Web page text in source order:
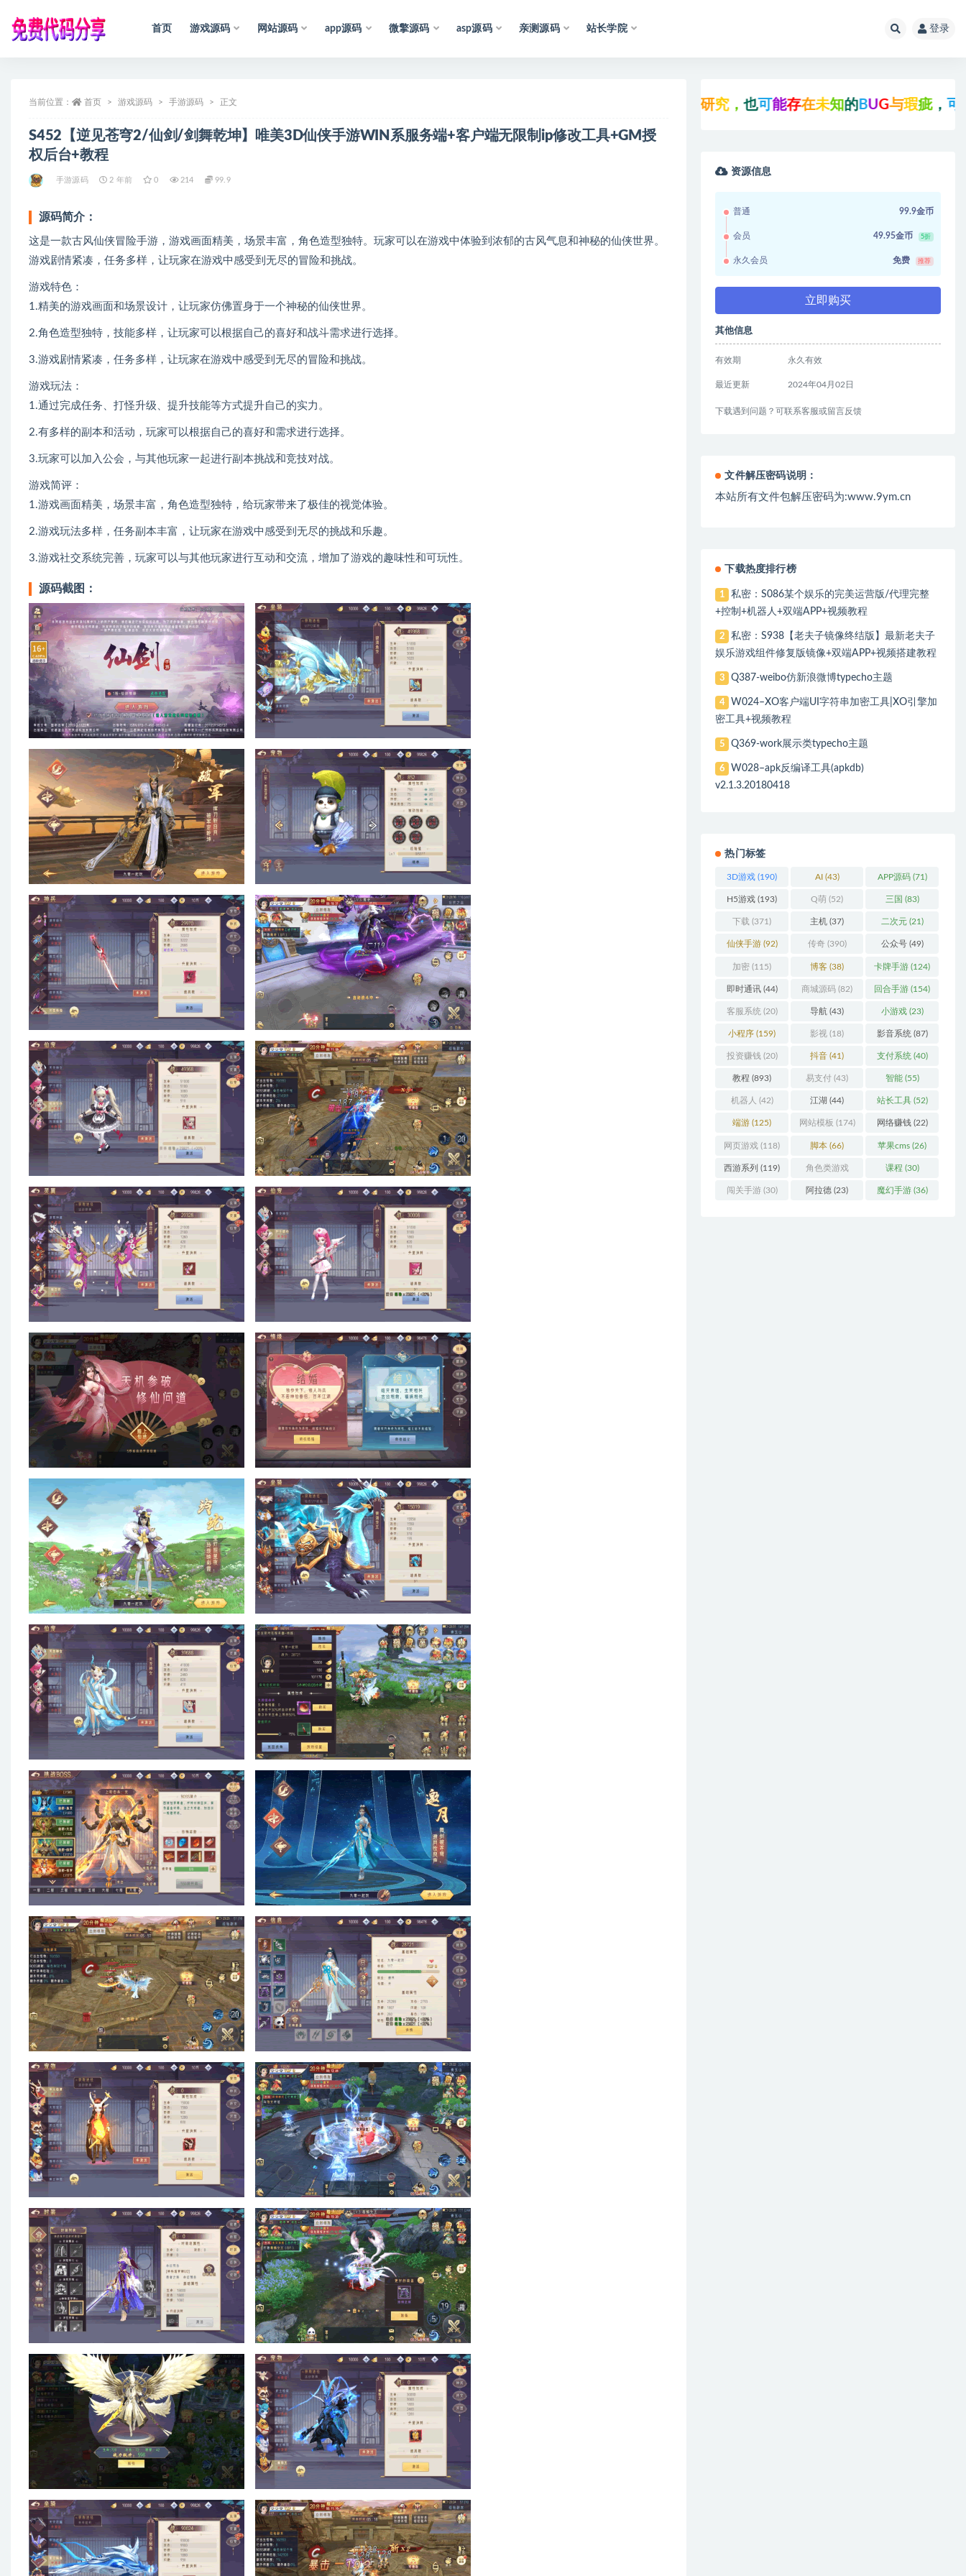
首页 游戏源码 网站源码 app源码 微擎源码 asp源码 亲测源码 站长学院 登录
当前位置： 首页 游戏源码 手游源码 正文
S452【逆见苍穹2/仙剑/剑舞乾坤】唯美3D仙侠手游WIN系服务端+客户端无限制ip修改工具+GM授
权后台+教程
手游源码 2 年前 0 214 99.9
源码简介：
这是一款古风仙侠冒险手游，游戏画面精美，场景丰富，角色造型独特。玩家可以在游戏中体验到浓郁的古风气息和神秘的仙侠世界。
游戏剧情紧凑，任务多样，让玩家在游戏中感受到无尽的冒险和挑战。
游戏特色：
1.精美的游戏画面和场景设计，让玩家仿佛置身于一个神秘的仙侠世界。
2.角色造型独特，技能多样，让玩家可以根据自己的喜好和战斗需求进行选择。
3.游戏剧情紧凑，任务多样，让玩家在游戏中感受到无尽的冒险和挑战。
游戏玩法：
1.通过完成任务、打怪升级、提升技能等方式提升自己的实力。
2.有多样的副本和活动，玩家可以根据自己的喜好和需求进行选择。
3.玩家可以加入公会，与其他玩家一起进行副本挑战和竞技对战。
游戏简评：
1.游戏画面精美，场景丰富，角色造型独特，给玩家带来了极佳的视觉体验。
2.游戏玩法多样，任务副本丰富，让玩家在游戏中感受到无尽的挑战和乐趣。
3.游戏社交系统完善，玩家可以与其他玩家进行互动和交流，增加了游戏的趣味性和可玩性。
源码截图：
可能存在未知的BUG与瑕疵，可先联系站
资源信息
普通 99.9金币
会员 49.95金币 5折
永久会员 免费 推荐
立即购买
其他信息
有效期 永久有效
最近更新 2024年04月02日
下载遇到问题？可联系客服或留言反馈
文件解压密码说明：
本站所有文件包解压密码为:www.9ym.cn
下载热度排行榜
1
私密：S086某个娱乐的完美运营版/代理完整
+控制+机器人+双端APP+视频教程
2
私密：S938【老夫子镜像终结版】最新老夫子
娱乐游戏组件修复版镜像+双端APP+视频搭建教程
3 Q387-weibo仿新浪微博typecho主题
4
W024–XO客户端UI字符串加密工具|XO引擎加
密工具+视频教程
5 Q369-work展示类typecho主题
6
W028–apk反编译工具(apkdb)
v2.1.3.20180418
热门标签
3D游戏 (190) AI(43) APP源码(71)
H5游戏 (193) Q萌 (52) 三国 (83)
下载 (371) 主机 (37) 二次元(21)
仙侠手游(92) 传奇(390) 公众号(49)
加密 (115) 博客 (38) 卡牌手游 (124)
即时通讯(44) 商城源码 (82) 回合手游 (154)
客服系统 (20) 导航 (43) 小游戏(23)
小程序 (159) 影视 (18) 影音系统 (87)
投资赚钱 (20) 抖音 (41) 支付系统 (40)
教程 (893) 易支付 (43) 智能(55)
机器人 (42) 江湖 (44) 站长工具(52)
端游 (125) 网站模板 (174) 网络赚钱(22)
网页游戏 (118) 脚本 (66) 苹果cms (26)
西游系列 (119) 角色类游戏
(306)
课程 (30)
闯关手游(30) 阿拉德 (23) 魔幻手游(36)